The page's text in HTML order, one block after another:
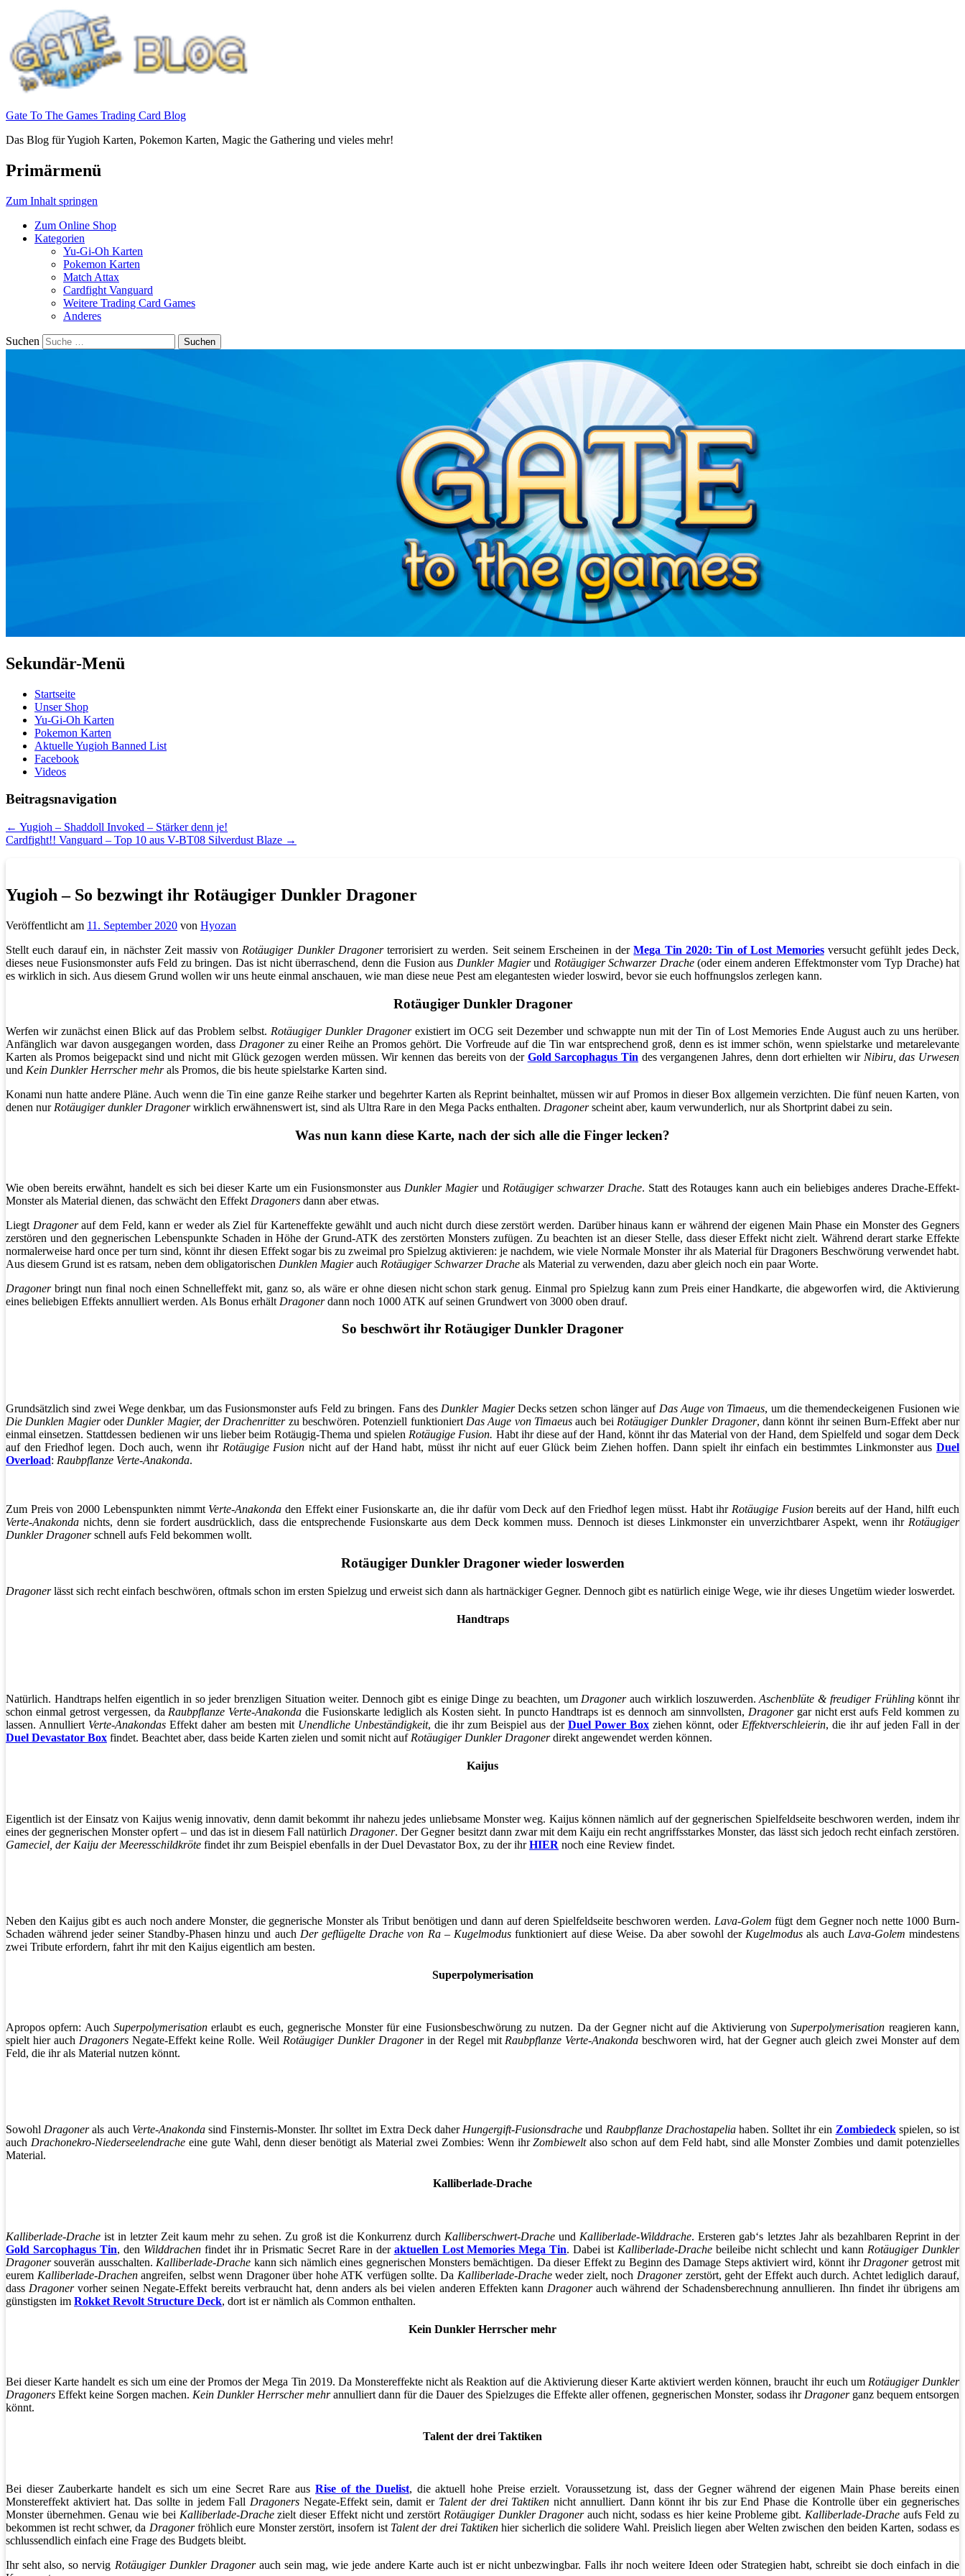
Gate To The Games Trading Card Blog
Das Blog für Yugioh Karten, Pokemon Karten, Magic the Gathering und vieles mehr!
Primärmenü
Zum Inhalt springen
Zum Online Shop
Kategorien
Yu-Gi-Oh Karten
Pokemon Karten
Match Attax
Cardfight Vanguard
Weitere Trading Card Games
Anderes
Suchen
Sekundär-Menü
Startseite
Unser Shop
Yu-Gi-Oh Karten
Pokemon Karten
Aktuelle Yugioh Banned List
Facebook
Videos
Beitragsnavigation
← Yugioh – Shaddoll Invoked – Stärker denn je!
Cardfight!! Vanguard – Top 10 aus V-BT08 Silverdust Blaze →
Yugioh – So bezwingt ihr Rotäugiger Dunkler Dragoner
Veröffentlicht am 11. September 2020 von Hyozan
Stellt euch darauf ein, in nächster Zeit massiv von Rotäugiger Dunkler Dragonerterrorisiert zu werden. Seit seinem Erscheinen in derMega Tin 2020: Tin of Lost Memoriesversucht gefühlt jedes Deck,
dieses neue Fusionsmonster aufs Feld zu bringen. Das ist nicht überraschend, denn die Fusion aus Dunkler Magierund Rotäugiger Schwarzer Drache(oder einem anderen Effektmonster vom Typ Drache) hat
es wirklich in sich. Aus diesem Grund wollen wir uns heute einmal anschauen, wie man diese neue Pest am elegantesten wieder loswird, bevor sie euch hoffnungslos zerlegen kann.
Rotäugiger Dunkler Dragoner
Werfen wir zunächst einen Blick auf das Problem selbst. Rotäugiger Dunkler Dragonerexistiert im OCG seit Dezember und schwappte nun mit der Tin of Lost Memories Ende August auch zu uns herüber.
Anfänglich war davon ausgegangen worden, dass Dragonerzu einer Reihe an Promos gehört. Die Vorfreude auf die Tin war entsprechend groß, denn es ist immer schön, wenn spielstarke und metarelevante
Karten als Promos beigepackt sind und nicht mit Glück gezogen werden müssen. Wir kennen das bereits von der Gold Sarcophagus Tin des vergangenen Jahres, denn dort erhielten wir Nibiru, das Urwesen
und Kein Dunkler Herrscher mehrals Promos, die bis heute spielstarke Karten sind.
Konami nun hatte andere Pläne. Auch wenn die Tin eine ganze Reihe starker und begehrter Karten als Reprint beinhaltet, müssen wir auf Promos in dieser Box allgemein verzichten. Die fünf neuen Karten, von
denen nur Rotäugiger dunkler Dragonerwirklich erwähnenswert ist, sind als Ultra Rare in den Mega Packs enthalten. Dragonerscheint aber, kaum verwunderlich, nur als Shortprint dabei zu sein.
Was nun kann diese Karte, nach der sich alle die Finger lecken?
Wie oben bereits erwähnt, handelt es sich bei dieser Karte um ein Fusionsmonster aus Dunkler Magierund Rotäugiger schwarzer Drache. Statt des Rotauges kann auch ein beliebiges anderes Drache-Effekt-
Monster als Material dienen, das schwächt den Effekt Dragoners dann aber etwas.
Liegt Dragonerauf dem Feld, kann er weder als Ziel für Karteneffekte gewählt und auch nicht durch diese zerstört werden. Darüber hinaus kann er während der eigenen Main Phase ein Monster des Gegners
zerstören und den gegnerischen Lebenspunkte Schaden in Höhe der Grund-ATK des zerstörten Monsters zufügen. Zu beachten ist an dieser Stelle, dass dieser Effekt nicht zielt. Während derart starke Effekte
normalerweise hard once per turn sind, könnt ihr diesen Effekt sogar bis zu zweimal pro Spielzug aktivieren: je nachdem, wie viele Normale Monster ihr als Material für Dragoners Beschwörung verwendet habt.
Aus diesem Grund ist es ratsam, neben dem obligatorischen Dunklen Magierauch Rotäugiger Schwarzer Drache als Material zu verwenden, dazu aber gleich noch ein paar Worte.
Dragonerbringt nun final noch einen Schnelleffekt mit, ganz so, als wäre er ohne diesen nicht schon stark genug. Einmal pro Spielzug kann zum Preis einer Handkarte, die abgeworfen wird, die Aktivierung
eines beliebigen Effekts annulliert werden. Als Bonus erhält Dragonerdann noch 1000 ATK auf seinen Grundwert von 3000 oben drauf.
So beschwört ihr Rotäugiger Dunkler Dragoner
Grundsätzlich sind zwei Wege denkbar, um das Fusionsmonster aufs Feld zu bringen. Fans des Dunkler MagierDecks setzen schon länger auf Das Auge von Timaeus, um die themendeckeigenen Fusionen wie
Die Dunklen Magieroder Dunkler Magier, der Drachenritterzu beschwören. Potenziell funktioniert Das Auge von Timaeus auch bei Rotäugiger Dunkler Dragoner, dann könnt ihr seinen Burn-Effekt aber nur
einmal einsetzen. Stattdessen bedienen wir uns lieber beim Rotäugig-Thema und spielen Rotäugige Fusion. Habt ihr diese auf der Hand, könnt ihr das Material von der Hand, dem Spielfeld und sogar dem Deck
auf den Friedhof legen. Doch auch, wenn ihr Rotäugige Fusion nicht auf der Hand habt, müsst ihr nicht auf euer Glück beim Ziehen hoffen. Dann spielt ihr einfach ein bestimmtes Linkmonster aus Duel
Overload: Raubpflanze Verte-Anakonda.
Zum Preis von 2000 Lebenspunkten nimmt Verte-Anakonda den Effekt einer Fusionskarte an, die ihr dafür vom Deck auf den Friedhof legen müsst. Habt ihr Rotäugige Fusionbereits auf der Hand, hilft euch
Verte-Anakonda nichts, denn sie fordert ausdrücklich, dass die entsprechende Fusionskarte aus dem Deck kommen muss. Dennoch ist dieses Linkmonster ein unverzichtbarer Aspekt, wenn ihr Rotäugiger
Dunkler Dragonerschnell aufs Feld bekommen wollt.
Rotäugiger Dunkler Dragoner wieder loswerden
Dragonerlässt sich recht einfach beschwören, oftmals schon im ersten Spielzug und erweist sich dann als hartnäckiger Gegner. Dennoch gibt es natürlich einige Wege, wie ihr dieses Ungetüm wieder loswerdet.
Handtraps
Natürlich. Handtraps helfen eigentlich in so jeder brenzligen Situation weiter. Dennoch gibt es einige Dinge zu beachten, um Dragonerauch wirklich loszuwerden.Aschenblüte & freudiger Frühlingkönnt ihr
schon einmal getrost vergessen, da Raubpflanze Verte-Anakonda die Fusionskarte lediglich als Kosten sieht. In puncto Handtraps ist es dennoch am sinnvollsten, Dragonergar nicht erst aufs Feld kommen zu
lassen. Annulliert Verte-Anakondas Effekt daher am besten mit Unendliche Unbeständigkeit, die ihr zum Beispiel aus der Duel Power Box ziehen könnt, oder Effektverschleierin, die ihr auf jeden Fall in der
Duel Devastator Box findet. Beachtet aber, dass beide Karten zielen und somit nicht auf Rotäugiger Dunkler Dragonerdirekt angewendet werden können.
Kaijus
Eigentlich ist der Einsatz von Kaijus wenig innovativ, denn damit bekommt ihr nahezu jedes unliebsame Monster weg. Kaijus können nämlich auf der gegnerischen Spielfeldseite beschworen werden, indem ihr
eines der gegnerischen Monster opfert – und das ist in diesem Fall natürlich Dragoner. Der Gegner besitzt dann zwar mit dem Kaiju ein recht angriffsstarkes Monster, das lässt sich jedoch recht einfach zerstören.
Gameciel, der Kaiju der Meeresschildkröte findet ihr zum Beispiel ebenfalls in der Duel Devastator Box, zu der ihrHIER noch eine Review findet.
Neben den Kaijus gibt es auch noch andere Monster, die gegnerische Monster als Tribut benötigen und dann auf deren Spielfeldseite beschworen werden. Lava-Golem fügt dem Gegner noch nette 1000 Burn-
Schaden während jeder seiner Standby-Phasen hinzu und auch Der geflügelte Drache von Ra – Kugelmodus funktioniert auf diese Weise. Da aber sowohl der Kugelmodus als auch Lava-Golem mindestens
zwei Tribute erfordern, fahrt ihr mit den Kaijus eigentlich am besten.
Superpolymerisation
Apropos opfern: Auch Superpolymerisation erlaubt es euch, gegnerische Monster für eine Fusionsbeschwörung zu nutzen. Da der Gegner nicht auf die Aktivierung vonSuperpolymerisation reagieren kann,
spielt hier auch DragonersNegate-Effekt keine Rolle. Weil Rotäugiger Dunkler Dragonerin der Regel mit Raubpflanze Verte-Anakonda beschworen wird, hat der Gegner auch gleich zwei Monster auf dem
Feld, die ihr als Material nutzen könnt.
Sowohl Dragonerals auch Verte-Anakondasind Finsternis-Monster. Ihr solltet im Extra Deck daher Hungergift-Fusionsdrache und Raubpflanze Drachostapeliahaben. Solltet ihr ein Zombiedeck spielen, so ist
auch Drachonekro-Niederseelendracheeine gute Wahl, denn dieser benötigt als Material zwei Zombies: Wenn ihrZombieweltalso schon auf dem Feld habt, sind alle Monster Zombies und damit potenzielles
Material.
Kalliberlade-Drache
Kalliberlade-Drache ist in letzter Zeit kaum mehr zu sehen. Zu groß ist die Konkurrenz durch Kalliberschwert-Drache und Kalliberlade-Wilddrache. Ersteren gab‘s letztes Jahr als bezahlbaren Reprint in der
Gold Sarcophagus Tin, den Wilddrachenfindet ihr in Prismatic Secret Rare in der aktuellen Lost Memories Mega Tin. Dabei ist Kalliberlade-Drache beileibe nicht schlecht und kann Rotäugiger Dunkler
Dragonersouverän ausschalten. Kalliberlade-Drache kann sich nämlich eines gegnerischen Monsters bemächtigen. Da dieser Effekt zu Beginn des Damage Steps aktiviert wird, könnt ihr Dragonergetrost mit
eurem Kalliberlade-Drachenangreifen, selbst wenn Dragoner über hohe ATK verfügen sollte. Da Kalliberlade-Dracheweder zielt, noch Dragonerzerstört, geht der Effekt auch durch. Achtet lediglich darauf,
dass Dragonervorher seinen Negate-Effekt bereits verbraucht hat, denn anders als bei vielen anderen Effekten kann Dragonerauch während der Schadensberechnung annullieren. Ihn findet ihr übrigens am
günstigsten im Rokket Revolt Structure Deck, dort ist er nämlich als Common enthalten.
Kein Dunkler Herrscher mehr
Bei dieser Karte handelt es sich um eine der Promos der Mega Tin 2019. Da Monstereffekte nicht als Reaktion auf die Aktivierung dieser Karte aktiviert werden können, braucht ihr euch um Rotäugiger Dunkler
Dragoners Effekt keine Sorgen machen. Kein Dunkler Herrscher mehrannulliert dann für die Dauer des Spielzuges die Effekte aller offenen, gegnerischen Monster, sodass ihr Dragonerganz bequem entsorgen
könnt.
Talent der drei Taktiken
Bei dieser Zauberkarte handelt es sich um eine Secret Rare aus Rise of the Duelist, die aktuell hohe Preise erzielt. Voraussetzung ist, dass der Gegner während der eigenen Main Phase bereits einen
Monstereffekt aktiviert hat. Das sollte in jedem Fall Dragoners Negate-Effekt sein, damit er Talent der drei Taktiken nicht annulliert. Dann könnt ihr bis zur End Phase die Kontrolle über ein gegnerisches
Monster übernehmen. Genau wie bei Kalliberlade-Drachezielt dieser Effekt nicht und zerstört Rotäugiger Dunkler Dragonerauch nicht, sodass es hier keine Probleme gibt. Kalliberlade-Dracheaufs Feld zu
bekommen ist recht schwer, da Dragonerfröhlich eure Monster zerstört, insofern ist Talent der drei Taktiken hier sicherlich die solidere Wahl. Preislich liegen aber Welten zwischen den beiden Karten, sodass es
schlussendlich einfach eine Frage des Budgets bleibt.
Ihr seht also, so nervig Rotäugiger Dunkler Dragonerauch sein mag, wie jede andere Karte auch ist er nicht unbezwingbar. Falls ihr noch weitere Ideen oder Strategien habt, schreibt sie doch einfach in die